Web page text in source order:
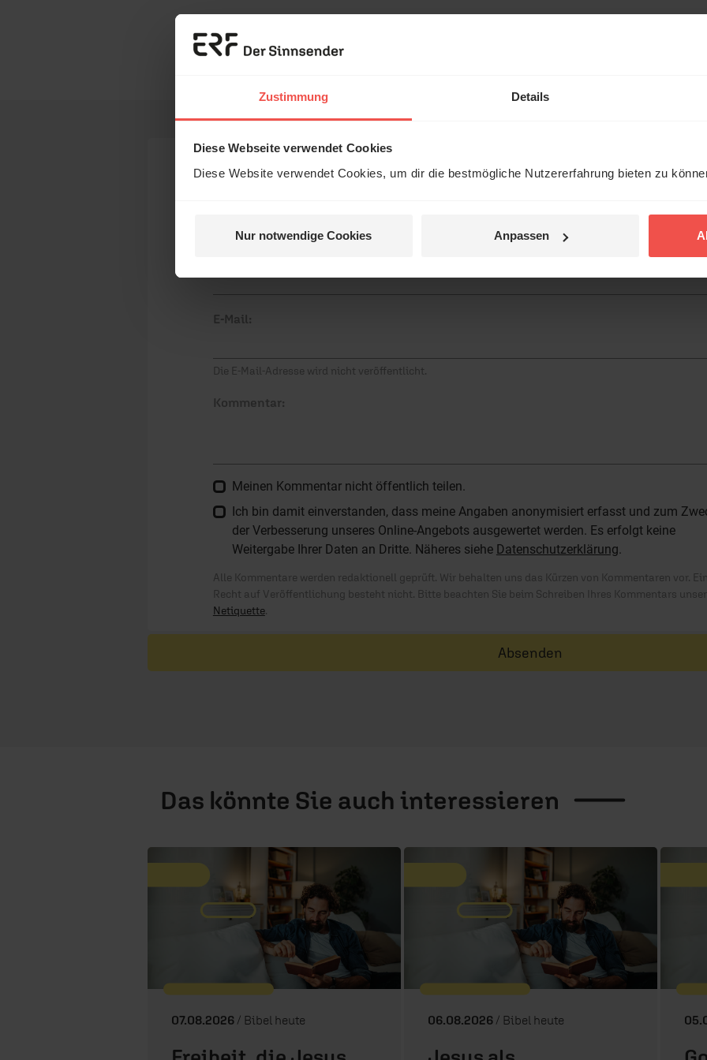
Zustimmung Details
Diese Webseite verwendet Cookies
Diese Website verwendet Cookies, um dir die bestmögliche Nutzererfahrung bieten zu
Nur notwendige Cookies Anpassen
Nutzungsrechte
E-Mail:
Die E-Mail-Adresse wird nicht veröffentlicht.
Kommentar:
Meinen Kommentar nicht öffentlich teilen.
Ich bin damit einverstanden, dass meine Angaben anonymisiert erfasst und zum
der Verbesserung unseres Online-Angebots ausgewertet werden. Es erfolgt keine
Weitergabe Ihrer Daten an Dritte. Näheres siehe Datenschutzerklärung.
Alle Kommentare werden redaktionell geprüft. Wir behalten uns das Kürzen von Kommentaren vor. Ein
Recht auf Veröffentlichung besteht nicht. Bitte beachten Sie beim Schreiben Ihres Kommentars
Netiquette.
Absenden
Das könnte Sie auch interessieren
07.08.2026 / Bibel heute 06.08.2026 / Bibel heute
Erzähl mal!
Das erleben unsere Hörerinnen
und Hörer mit Gott ...
Jetzt Geschichten